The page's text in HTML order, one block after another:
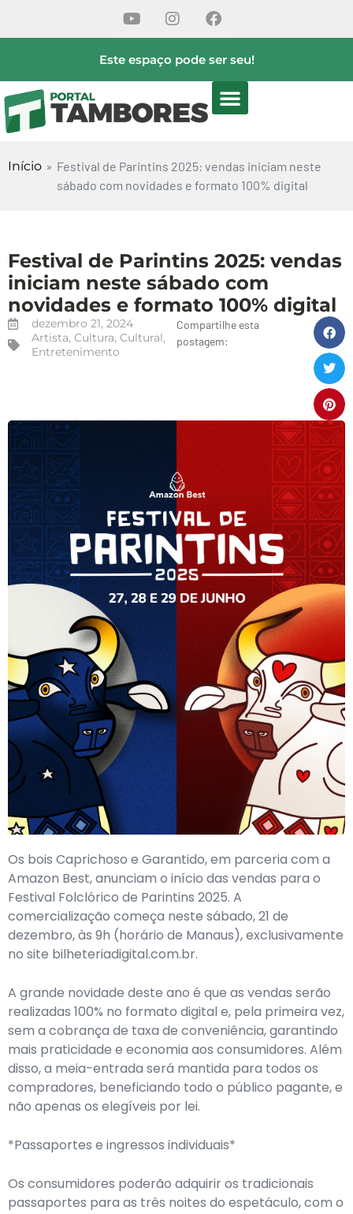
Este espaço pode ser seu!
Início » Festival de Parintins 2025: vendas iniciam neste
sábado com novidades e formato 100% digital
Festival de Parintins 2025: vendas
iniciam neste sábado com
novidades e formato 100% digital
dezembro 21, 2024
Artista, Cultura, Cultural,
Entretenimento
Compartilhe esta
postagem:
Os bois Caprichoso e Garantido, em parceria com a
Amazon Best, anunciam o início das vendas para o
Festival Folclórico de Parintins 2025. A
comercialização começa neste sábado, 21 de
dezembro, às 9h (horário de Manaus), exclusivamente
no site bilheteriadigital.com.br.
A grande novidade deste ano é que as vendas serão
realizadas 100% no formato digital e, pela primeira vez,
sem a cobrança de taxa de conveniência, garantindo
mais praticidade e economia aos consumidores. Além
disso, a meia-entrada será mantida para todos os
compradores, beneficiando todo o público pagante, e
não apenas os elegíveis por lei.
*Passaportes e ingressos individuais*
Os consumidores poderão adquirir os tradicionais
passaportes para as três noites do espetáculo, com o